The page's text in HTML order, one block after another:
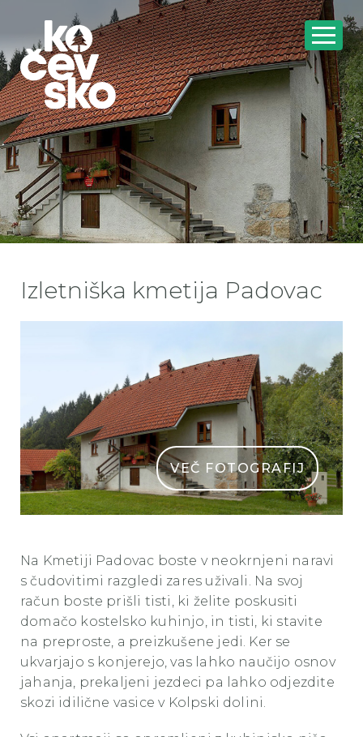
Izletniška kmetija Padovac
VEČ FOTOGRAFIJ
Na Kmetiji Padovac boste v neokrnjeni naravi
s čudovitimi razgledi zares uživali. Na svoj
račun boste prišli tisti, ki želite poskusiti
domačo kostelsko kuhinjo, in tisti, ki stavite
na preproste, a preizkušene jedi. Ker se
ukvarjajo s konjerejo, vas lahko naučijo osnov
jahanja, prekaljeni jezdeci pa lahko odjezdite
skozi idilične vasice v Kolpski dolini.